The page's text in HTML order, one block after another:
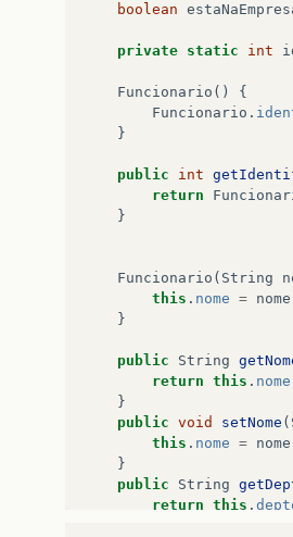
boolean
private static int
Funcionario ()
{
Funcionario .
}
public int
return
}
Funcionario ( String
this . nome = nome
}
public String
return this . nome
}
public void setNome (
this . nome = nome
}
public
String
return this .